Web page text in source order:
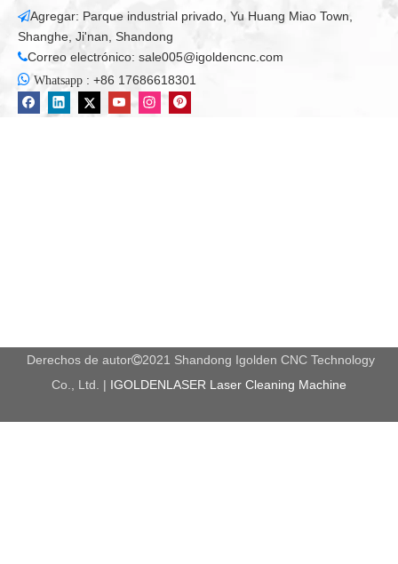
Agregar: Parque industrial privado, Yu Huang Miao Town,
Shanghe, Ji'nan, Shandong
Correo electrónico: sale005@igoldencnc.com
 Whatsapp : +86 17686618301
Derechos de autor2021 Shandong Igolden CNC Technology
Co., Ltd. | IGOLDENLASER Laser Cleaning Machine